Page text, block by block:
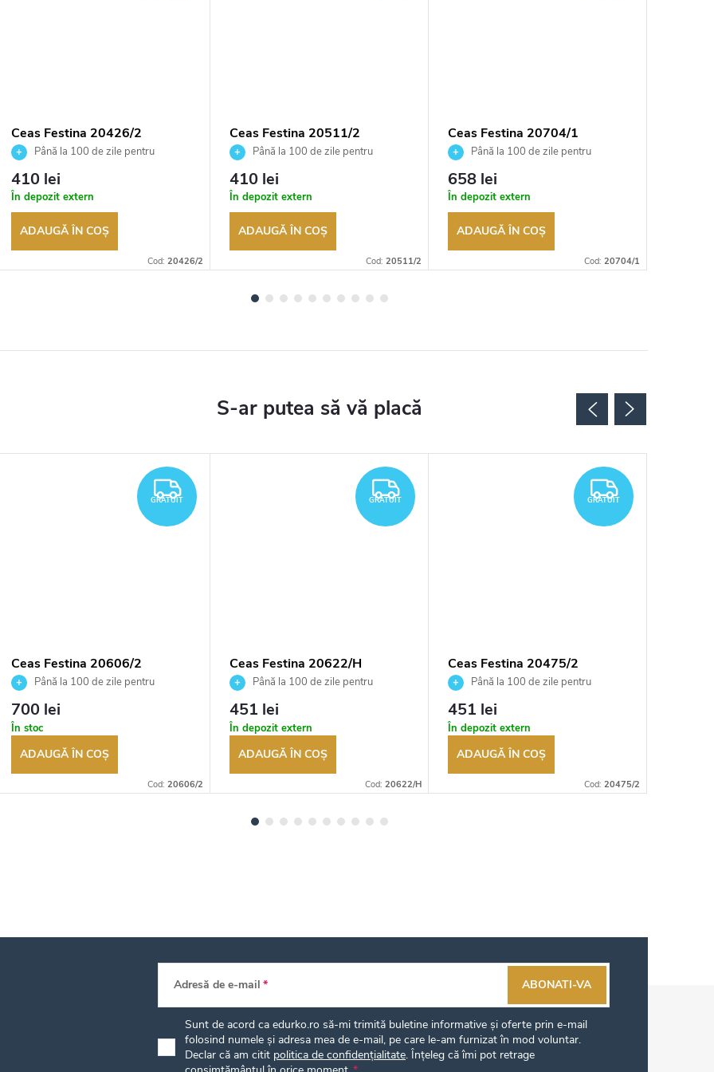
Ceas Festina 20426/2
Până la 100 de zile pentru
returnarea bunurilor. Vânzător
autorizat
410 lei
În depozit extern
ADAUGĂ ÎN COŞ
Cod: 20426/2
Ceas Festina 20511/2
Până la 100 de zile pentru
returnarea bunurilor. Vânzător
autorizat
410 lei
În depozit extern
ADAUGĂ ÎN COŞ
Cod: 20511/2
Ceas Festina 20704/1
Până la 100 de zile pentru
returnarea bunurilor. Vânzător
autorizat
658 lei
În depozit extern
ADAUGĂ ÎN COŞ
Cod: 20704/1
GRATUIT
GRATUIT
Ceas Festina 20606/2
Până la 100 de zile pentru
returnarea bunurilor. Vânzător
autorizat
700 lei
În stoc
ADAUGĂ ÎN COŞ
Cod: 20606/2
GRATUIT
GRATUIT
Ceas Festina 20622/H
Până la 100 de zile pentru
returnarea bunurilor. Vânzător
autorizat
451 lei
În depozit extern
ADAUGĂ ÎN COŞ
Cod: 20622/H
GRATUIT
GRATUIT
Ceas Festina 20475/2
Până la 100 de zile pentru
returnarea bunurilor. Vânzător
autorizat
451 lei
În depozit extern
ADAUGĂ ÎN COŞ
Cod: 20475/2
Adresă de e-mail
Sunt de acord ca edurko.ro să-mi trimită buletine informative și oferte prin e-mail
folosind numele și adresa mea de e-mail, pe care le-am furnizat în mod voluntar.
Declar că am citit politica de confidențialitate. Înțeleg că îmi pot retrage
ABONATI-VA